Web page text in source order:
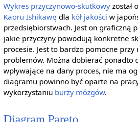
Wykres przyczynowo-skutkowyzostał
Kaoru Ishikawę dla kół jakości w
przedsiębiorstwach. Jest on graficzną
jakie przyczyny powodują konkretne
procesie. Jest to bardzo pomocne
problemów. Można dobierać ponadto
wpływające na dany proces, nie ma
diagramu powinno być oparte na
wykorzystaniu burzy mózgów.
Diagram Pareto